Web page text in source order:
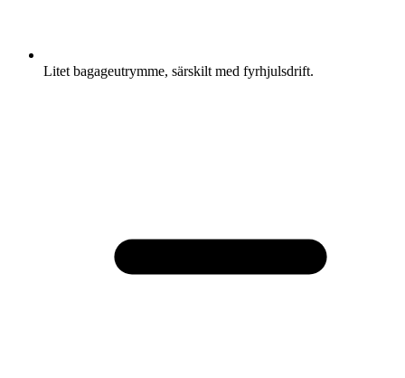
Litet bagageutrymme, särskilt med fyrhjulsdrift.